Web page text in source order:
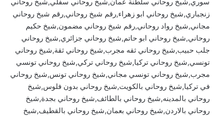
زنجباري,شيخ روحاني ابو زهراء,رقم شيخ روحاني,رقم شيخ روحاني
مجاني,شيخ رواد روحاني,رقم شيخ روحاني مضمون,شيخ حكيم
روحاني,شيخ روحاني ابو حاتم,شيخ روحاني جزائري,شيخ روحاني
جلب حبيب,شيخ روحاني ثقه مجرب,شيخ روحاني ثقة,شيخ روحاني
تونسي,شيخ روحاني تركيا,شيخ روحاني تركي,شيخ روحاني تونسي
مجرب,شيخ روحاني تونسي مجاني,شيخ روحاني تونس,شيخ روحاني
في تركيا,شيخ روحاني بالكويت,شيخ روحاني بدون فلوس,شيخ
روحاني بالمدينه,شيخ روحاني بالطائف,شيخ روحاني بجدة,شيخ
روحاني بالاردن,شيخ روحاني بعمان,شيخ روحاني بالقطيف,شيخ